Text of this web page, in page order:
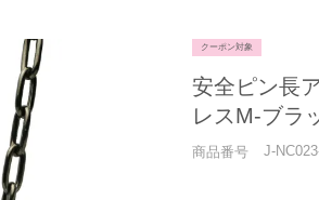
クーポン対象
安全ピン長
レスM-ブラ
商品番号 J-